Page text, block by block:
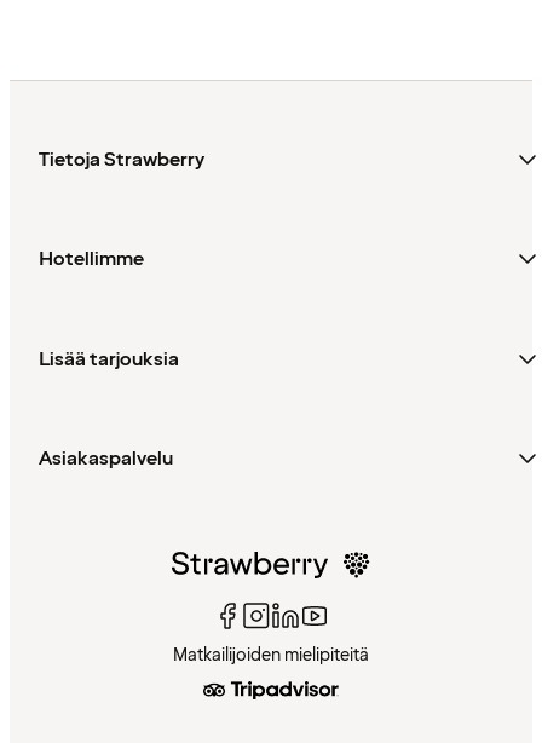
Tietoja Strawberry
Hotellimme
Lisää tarjouksia
Asiakaspalvelu
Matkailijoiden mielipiteitä